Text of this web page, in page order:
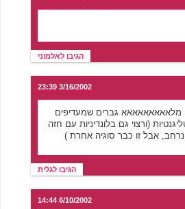
הגיבו לאלמוני
3/16/2002 23:39
מלאאאאאאאאא גברים שמעדיפים
(ורצוי גם בלונדיניות עם חזה
נרחב, אבל זו כבר סוגיה אחרת )
הגיבו לגלית
6/10/2002 14:44